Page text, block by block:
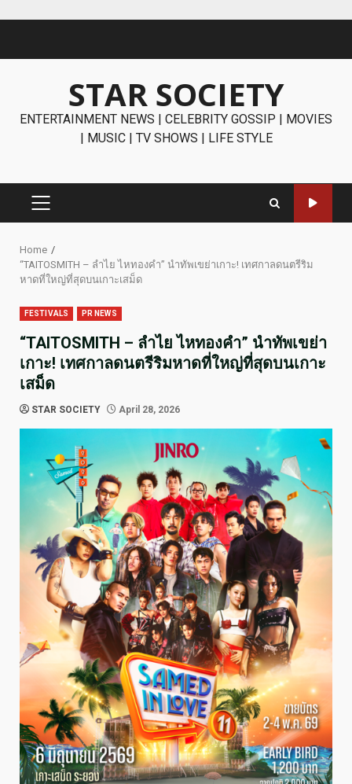
STAR SOCIETY
ENTERTAINMENT NEWS | CELEBRITY GOSSIP | MOVIES
| MUSIC | TV SHOWS | LIFE STYLE
PRIMARY
Home
“TAITOSMITH – ลำไย ไหทองคำ” นำทัพเขย่าเกาะ! เทศกาลดนตรีริม
หาดที่ใหญ่ที่สุดบนเกาะเสม็ด
FESTIVALS PR NEWS
“TAITOSMITH – ลำไย ไหทองคำ” นำทัพเขย่า
เกาะ! เทศกาลดนตรีริมหาดที่ใหญ่ที่สุดบนเกาะ
เสม็ด
STAR SOCIETY April 28, 2026